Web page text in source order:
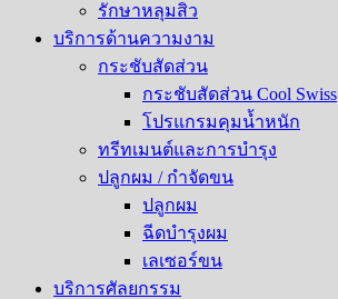
รักษาหลุมสิว​
บริการด้านความงาม
กระชับสัดส่วน
กระชับสัดส่วน Cool Swiss
โปรแกรมคุมน้ำหนัก
ทรีทเมนต์และการบำรุง
ปลูกผม / กำจัดขน
ปลูกผม
ฉีดบำรุงผม
เลเซอร์ขน
บริการศัลยกรรม